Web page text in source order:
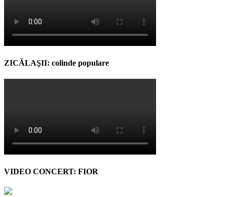
ZICĂLAŞII: colinde populare
VIDEO CONCERT: FIOR